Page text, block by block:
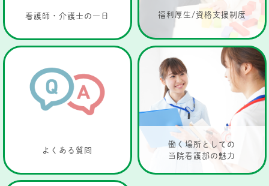
看護師・介護士の一日 福利厚生/資格支援制度
よくある質問
働く場所としての
当院看護部の魅力